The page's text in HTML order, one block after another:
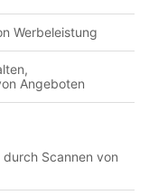
am
Köln vs. SV
SV Werder Bremen
Das Fundstück der
Abgesang Das
der Werder Raute Die
3:2 Derpanski
Carsten Mesut
Blood
Abbott